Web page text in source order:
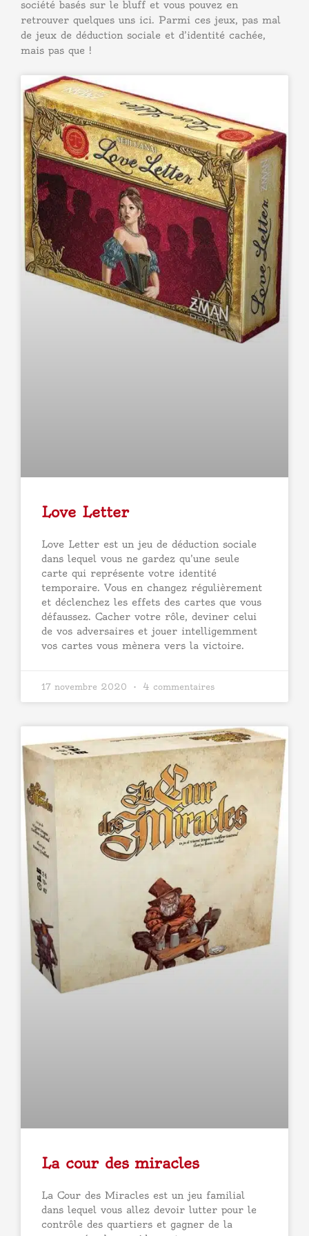
société basés sur le bluff et vous pouvez en
retrouver quelques uns ici. Parmi ces jeux, pas mal
de jeux de déduction sociale et d’identité cachée,
mais pas que !
Love Letter
Love Letter est un jeu de déduction sociale
dans lequel vous ne gardez qu’une seule
carte qui représente votre identité
temporaire. Vous en changez régulièrement
et déclenchez les effets des cartes que vous
défaussez. Cacher votre rôle, deviner celui
de vos adversaires et jouer intelligemment
vos cartes vous mènera vers la victoire.
17 novembre 2020 4 commentaires
La cour des miracles
La Cour des Miracles est un jeu familial
dans lequel vous allez devoir lutter pour le
contrôle des quartiers et gagner de la